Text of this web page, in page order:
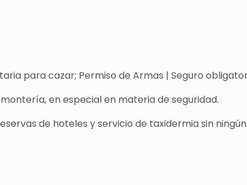
para cazar; Permiso de Armas | Seguro
en especial en materia de seguridad.
de hoteles y servicio de taxidermia sin